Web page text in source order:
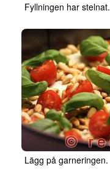
Fyllningen har stelnat.
Lägg på garneringen.